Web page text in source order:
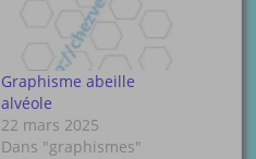
Graphisme abeille
alvéole
22 mars 2025
Dans "graphismes"